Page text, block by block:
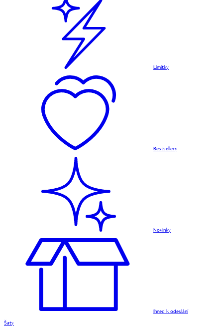
Limitky
Bestsellery
Novinky
Ihned k odeslání
Šaty